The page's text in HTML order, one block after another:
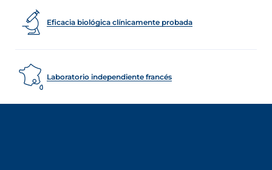
Eficacia biológica clínicamente probada
Laboratorio independiente francés